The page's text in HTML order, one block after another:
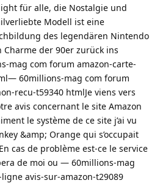
für alle, die Nostalgie und
Modell ist eine
des legendären Nintendo
der 90er zurück ins
mag com forum amazon-carte-
60millions-mag com forum
recu-t59340 htmlJe viens vers
avis concernant le site Amazon
le système de ce site j’ai vu
&amp; Orange qui s’occupait
cas de problème est-ce le service
de moi ou — 60millions-mag
avis-sur-amazon-t29089